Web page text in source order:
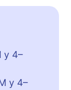
y 4–
y 4–